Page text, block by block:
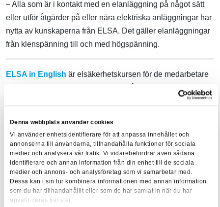
Denna webbplats använder cookies
Vi använder enhetsidentifierare för att anpassa innehållet och
annonserna till användarna, tillhandahålla funktioner för sociala
medier och analysera vår trafik. Vi vidarebefordrar även sådana
identifierare och annan information från din enhet till de sociala
medier och annons- och analysföretag som vi samarbetar med.
Dessa kan i sin tur kombinera informationen med annan information
som du har tillhandahållit eller som de har samlat in när du har
använt deras tjänster.
– Alla som är i kontakt med en elanläggning på något sätt
eller utför åtgärder på eller nära elektriska anläggningar har
nytta av kunskaperna från ELSA. Det gäller elanläggningar
från klenspänning till och med högspänning.
ELSA in English är elsäkerhetskursen för de medarbetare
som arbetar inom, eller med, industriella elanläggningar,
avslutad kurs har deltagarna god kunskap om hur de
förebygger elolycksfall genom hur de använder den
anpassade säkerhetsanvisningen ELSA.
Du är varmt välkommen att kontakta Andreas Carlsson för
mer information om hur vi kan hjälpa dig och din
organisation: 076-540 07 78 alt.